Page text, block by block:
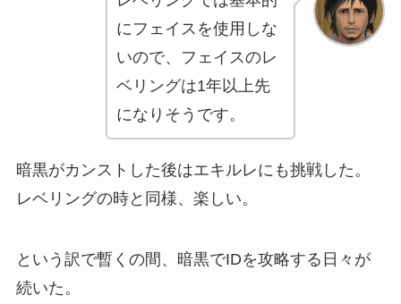
にフェイスを使用しな
いので、フェイスのレ
ベリングは1年以上先
になりそうです。
暗黒がカンストした後はエキルレにも挑戦した。
レベリングの時と同様、楽しい。
という訳で暫くの間、暗黒でIDを攻略する日々が
続いた。